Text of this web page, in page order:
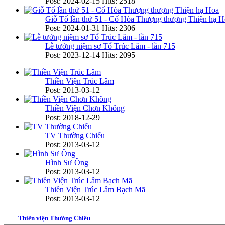
Giỗ Tổ lần thứ 51 - Cố Hòa Thượng thượng Thiện hạ
Post: 2024-01-31 Hits: 2306
Lễ tưởng niệm sơ Tổ Trúc Lâm - lần 715
Post: 2023-12-14 Hits: 2095
Thiền Viện Trúc Lâm
Post: 2013-03-12
Thiền Viện Chơn Không
Post: 2018-12-29
TV Thường Chiếu
Post: 2013-03-12
Hình Sư Ông
Post: 2013-03-12
Thiền Viện Trúc Lâm Bạch Mã
Post: 2013-03-12
Thiền viện Thường Chiếu